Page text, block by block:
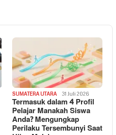
SUMATERA UTARA 31 Juli 2026
Termasuk dalam 4 Profil
Pelajar Manakah Siswa
Anda? Mengungkap
Perilaku Tersembunyi Saat